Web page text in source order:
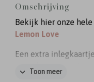
Omschrijving
Bekijk hier onze
Lemon Love
Een extra
Toon meer